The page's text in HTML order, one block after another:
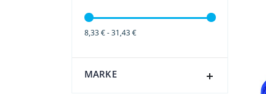
8,33 € - 31,43 €
MARKE